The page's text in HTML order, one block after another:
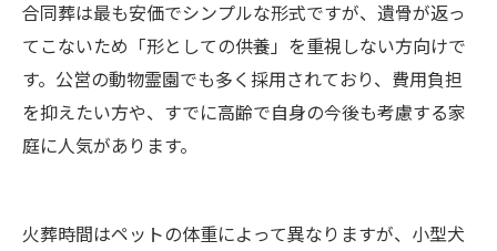
合同葬は最も安価でシンプルな形式ですが、遺骨が返っ
てこないため「形としての供養」を重視しない方向けで
す。公営の動物霊園でも多く採用されており、費用負担
を抑えたい方や、すでに高齢で自身の今後も考慮する家
庭に人気があります。
火葬時間はペットの体重によって異なりますが、小型犬